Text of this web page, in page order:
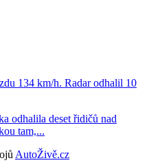
134 km/h. Radar odhalil 10
odhalila deset řidičů nad
tam,...
AutoŽivě.cz